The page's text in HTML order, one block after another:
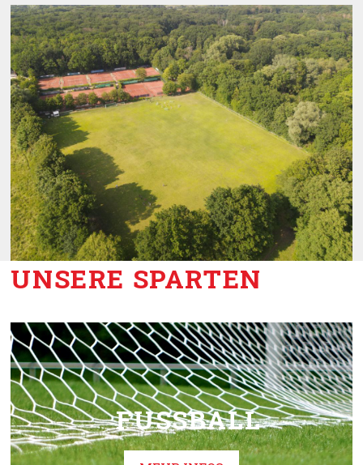
UNSERE SPARTEN
FUSSBALL